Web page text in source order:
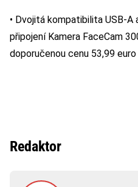
• Dvojitá kompatibilita USB-A
připojení Kamera FaceCam
doporučenou cenu 53,99
Redaktor